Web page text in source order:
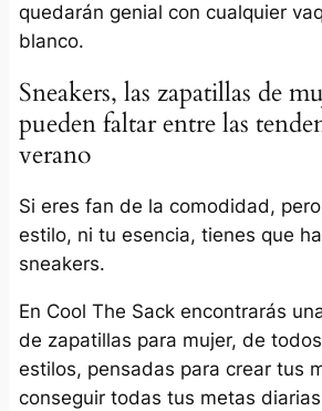
quedarán genial con cualquier
blanco.
Sneakers, las zapatillas de
pueden faltar entre las
verano
Si eres fan de la comodidad,
estilo, ni tu esencia, tienes que
sneakers.
En Cool The Sack encontrarás
de zapatillas para mujer, de
estilos, pensadas para crear tus
conseguir todas tus metas